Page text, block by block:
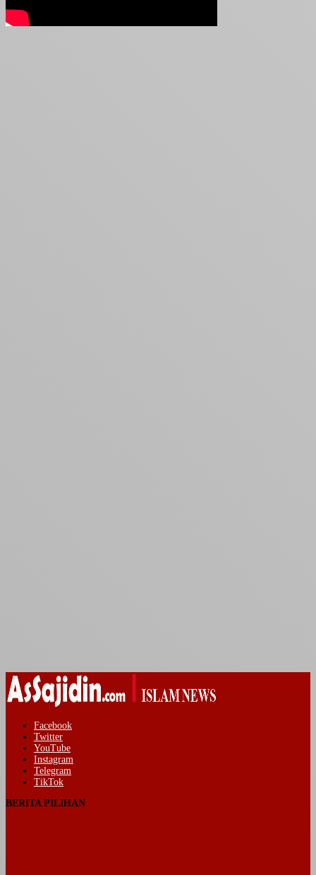
Facebook
Twitter
YouTube
Instagram
Telegram
TikTok
BERITA PILIHAN